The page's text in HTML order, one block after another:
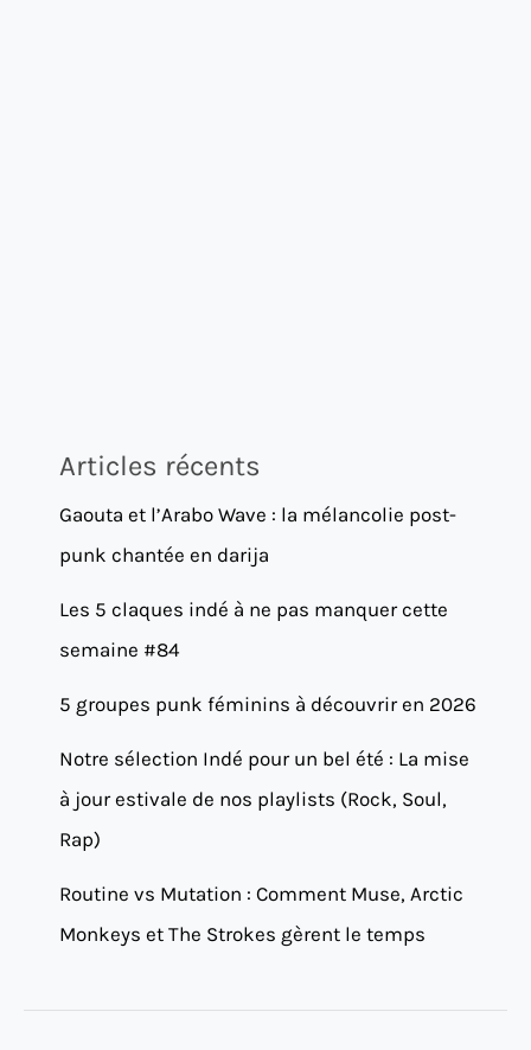
Articles récents
Gaouta et l’Arabo Wave : la mélancolie post-
punk chantée en darija
Les 5 claques indé à ne pas manquer cette
semaine #84
5 groupes punk féminins à découvrir en 2026
Notre sélection Indé pour un bel été : La mise
à jour estivale de nos playlists (Rock, Soul,
Rap)
Routine vs Mutation : Comment Muse, Arctic
Monkeys et The Strokes gèrent le temps